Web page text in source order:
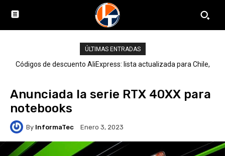
ÚLTIMAS ENTRADAS
Códigos de descuento AliExpress: lista actualizada para Chile,
Anunciada la serie RTX 40XX para
notebooks
By InformaTec Enero 3, 2023